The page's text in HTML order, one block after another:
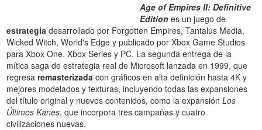
Age of Empires II: Definitive
Edition es un juego de
estrategia desarrollado por Forgotten Empires, Tantalus Media,
Wicked Witch, World's Edge y publicado por Xbox Game Studios
para Xbox One, Xbox Series y PC. La segunda entrega de la
mítica saga de estrategia real de Microsoft lanzada en 1999, que
regresaremasterizada con gráficos en alta definición hasta 4K y
mejores modelados y texturas, incluyendo todas las expansiones
del título original y nuevos contenidos, como la expansiónLos
Últimos Kanes, que incorpora tres campañas y cuatro
civilizaciones nuevas.